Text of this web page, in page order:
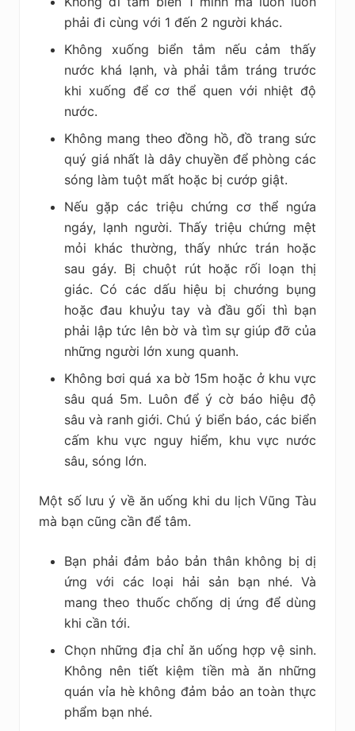
phải đi cùng với 1 đến 2 người khác.
Không xuống biển tắm nếu cảm thấy
nước khá lạnh, và phải tắm tráng trước
khi xuống để cơ thể quen với nhiệt độ
nước.
Không mang theo đồng hồ, đồ trang sức
quý giá nhất là dây chuyền để phòng các
sóng làm tuột mất hoặc bị cướp giật.
Nếu gặp các triệu chứng cơ thể ngứa
ngáy, lạnh người. Thấy triệu chứng mệt
mỏi khác thường, thấy nhức trán hoặc
sau gáy. Bị chuột rút hoặc rối loạn thị
giác. Có các dấu hiệu bị chướng bụng
hoặc đau khuỷu tay và đầu gối thì bạn
phải lập tức lên bờ và tìm sự giúp đỡ của
những người lớn xung quanh.
Không bơi quá xa bờ 15m hoặc ở khu vực
sâu quá 5m. Luôn để ý cờ báo hiệu độ
sâu và ranh giới. Chú ý biển báo, các biển
cấm khu vực nguy hiểm, khu vực nước
sâu, sóng lớn.
Một số lưu ý về ăn uống khi du lịch Vũng Tàu
mà bạn cũng cần để tâm.
Bạn phải đảm bảo bản thân không bị dị
ứng với các loại hải sản bạn nhé. Và
mang theo thuốc chống dị ứng để dùng
khi cần tới.
Chọn những địa chỉ ăn uống hợp vệ sinh.
Không nên tiết kiệm tiền mà ăn những
quán vỉa hè không đảm bảo an toàn thực
phẩm bạn nhé.